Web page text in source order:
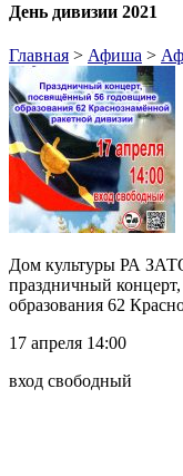
День дивизии 2021
Главная > Афиша >
Дом культуры РА
праздничный
образования 62
17 апреля 14:00
вход свободный